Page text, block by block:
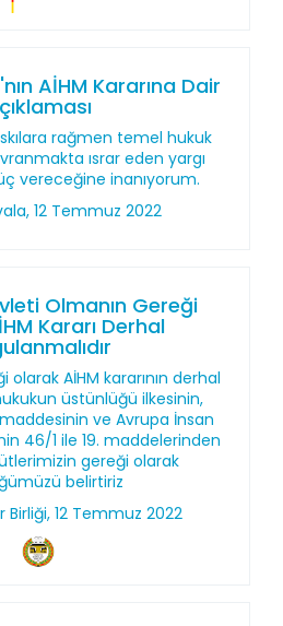
AİHM Kararına Dair
rağmen temel hukuk
ısrar eden yargı
vereceğine inanıyorum.
12 Temmuz 2022
Olmanın Gereği
Kararı Derhal
olarak AİHM kararının derhal
üstünlüğü ilkesinin,
ve Avrupa İnsan
46/1 ile 19. maddelerinden
gereği olarak
belirtiriz
Birliği, 12 Temmuz 2022